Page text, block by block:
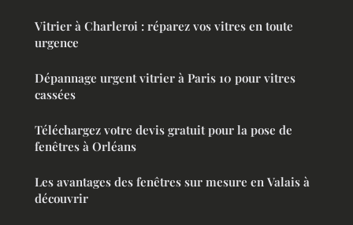
Vitrier à Charleroi : réparez vos vitres en toute
urgence
Dépannage urgent vitrier à Paris 10 pour vitres
cassées
Téléchargez votre devis gratuit pour la pose de
fenêtres à Orléans
Les avantages des fenêtres sur mesure en Valais à
découvrir